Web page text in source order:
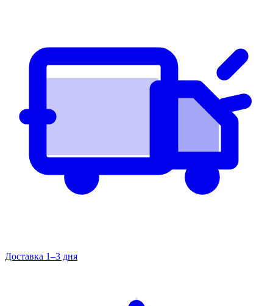
Доставка 1–3 дня